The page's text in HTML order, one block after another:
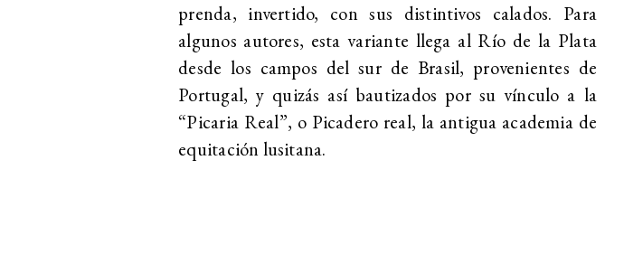
prenda, invertido, con sus distintivos calados. Para
algunos autores, esta variante llega al Río de la Plata
desde los campos del sur de Brasil, provenientes de
Portugal, y quizás así bautizados por su vínculo a la
“Picaria Real”, o Picadero real, la antigua academia de
equitación lusitana.